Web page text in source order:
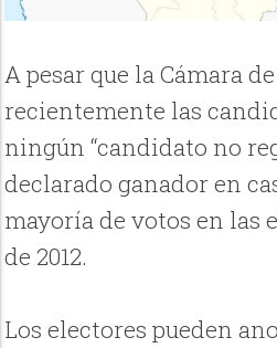
A pesar que la Cámara
recientemente las
ningún “candidato no
declarado ganador en
mayoría de votos en las
de 2012.
Los electores pueden